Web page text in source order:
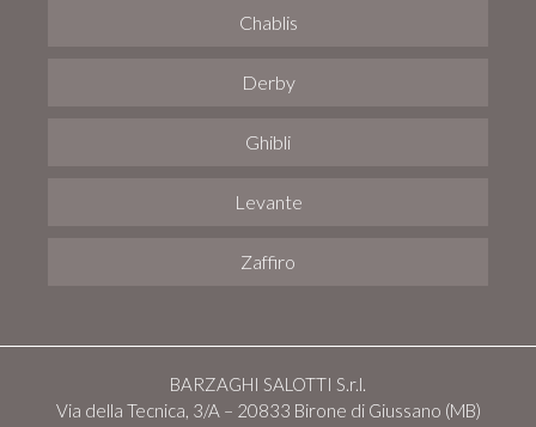
Chablis
Derby
Ghibli
Levante
Zaffiro
BARZAGHI SALOTTI S.r.l.
Via della Tecnica, 3/A – 20833 Birone di Giussano (MB)